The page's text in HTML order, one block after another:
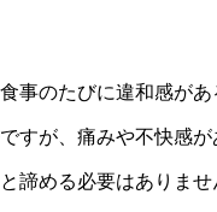
事のたびに違和感があ
すが、 痛みや不快感が
諦める必要はありませ